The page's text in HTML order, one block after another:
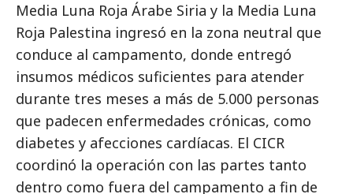
Media Luna Roja Árabe Siria y la Media Luna
Roja Palestina ingresó en la zona neutral que
conduce al campamento, donde entregó
insumos médicos suficientes para atender
durante tres meses a más de 5.000 personas
que padecen enfermedades crónicas, como
diabetes y afecciones cardíacas. El CICR
coordinó la operación con las partes tanto
dentro como fuera del campamento a fin de